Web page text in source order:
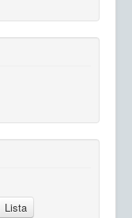
Lista